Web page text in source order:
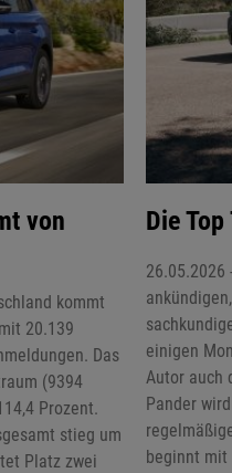
von
kommt
20.139
Das
(9394
Prozent.
stieg um
Platz zwei
Die
26.05.2026
einigen
Autor auch
Pander
beginnt mit